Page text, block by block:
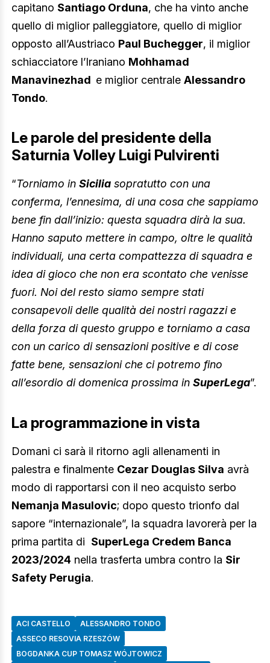
capitano Santiago Orduna, che ha vinto anche
quello di miglior palleggiatore, quello di miglior
opposto all’Austriaco Paul Buchegger, il miglior
schiacciatore l’Iraniano Mohhamad
Manavinezhad e miglior centrale Alessandro
Tondo.
Le parole del presidente della
Saturnia Volley Luigi Pulvirenti
“Torniamo in Sicilia sopratutto con una
conferma, l’ennesima, di una cosa che sappiamo
bene fin dall’inizio: questa squadra dirà la sua.
Hanno saputo mettere in campo, oltre le qualità
individuali, una certa compattezza di squadra e
idea di gioco che non era scontato che venisse
fuori. Noi del resto siamo sempre stati
consapevoli delle qualità dei nostri ragazzi e
della forza di questo gruppo e torniamo a casa
con un carico di sensazioni positive e di cose
fatte bene, sensazioni che ci potremo fino
all’esordio di domenica prossima in SuperLega”.
La programmazione in vista
Domani ci sarà il ritorno agli allenamenti in
palestra e finalmente Cezar Douglas Silva avrà
modo di rapportarsi con il neo acquisto serbo
Nemanja Masulovic; dopo questo trionfo dal
sapore “internazionale”, la squadra lavorerà per la
prima partita di SuperLega Credem Banca
2023/2024 nella trasferta umbra contro la Sir
Safety Perugia.
ACI CASTELLO
ALESSANDRO TONDO
ASSECO RESOVIA RZESZÓW
BOGDANKA CUP TOMASZ WÓJTOWICZ